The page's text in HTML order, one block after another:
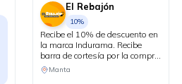
El Rebajón
10%
Recibe el 10% de descuento en
la marca Indurama. Recibe
barra de cortesía por la compra
de una TV.
Manta